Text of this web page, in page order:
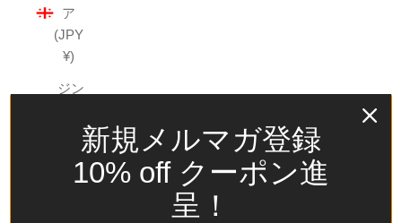
ア
(JPY
¥)
ジン
(USD新規メルマガ登録
10% off クーポン進
呈！